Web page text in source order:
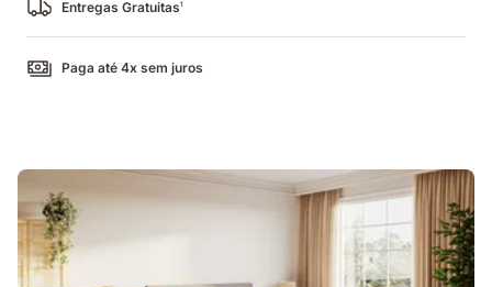
Entregas Gratuitas1
Paga até 4x sem juros